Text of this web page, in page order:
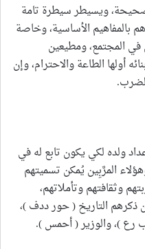
صحيحة، ويسيطر سيطرة تامة
بالمفاهيم الأساسية، وخاصة
في المجتمع، ومطيعين
أولها الطاعة والاحترام، وإن
ولده لكي يكون تابع له في
المرَّبِين يُمكن تسميتهم
وثقافتهم وتأملاتهم،
ذكرهم التاريخ ( حور ددف )،
رع )، والوزير ( أحمس ).